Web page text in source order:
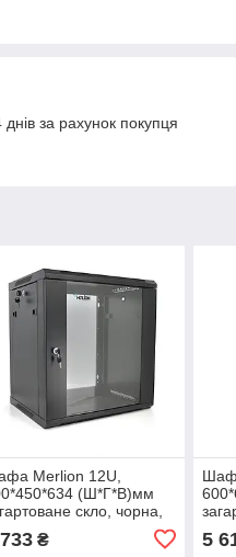
за рахунок покупця
Merlion 12U,
(Ш*Г*В)мм
скло, чорна,
₴ 5